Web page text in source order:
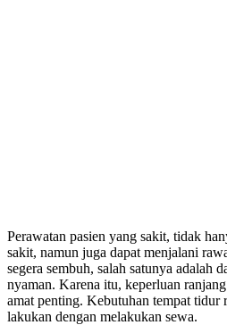
Perawatan pasien yang sakit, tidak
sakit, namun juga dapat menjalani
segera sembuh, salah satunya adalah
nyaman. Karena itu, keperluan
amat penting. Kebutuhan tempat tidur
lakukan dengan melakukan sewa.